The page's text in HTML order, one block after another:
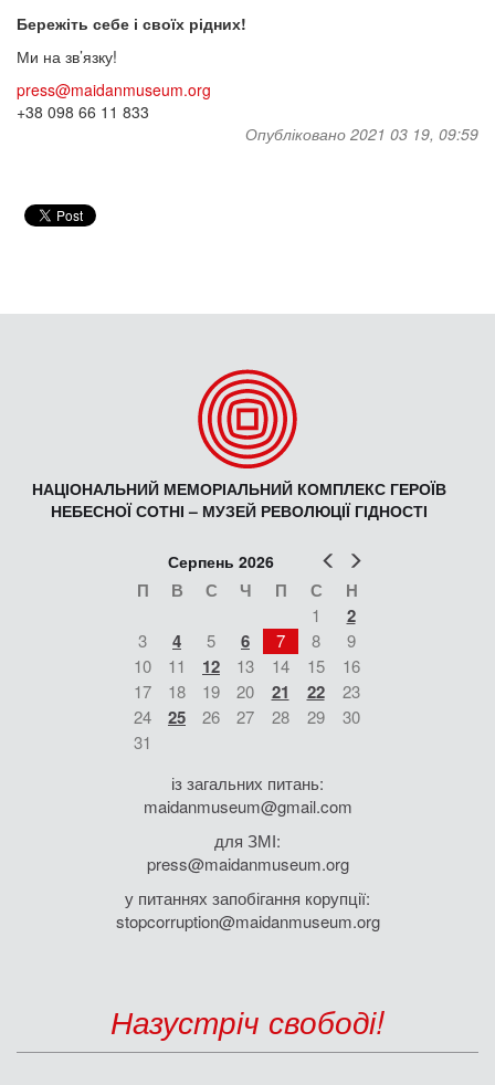
Бережіть себе і своїх рідних!
Ми на зв’язку!
press@maidanmuseum.org
+38 098 66 11 833
Опубліковано 2021 03 19, 09:59
НАЦІОНАЛЬНИЙ МЕМОРІАЛЬНИЙ КОМПЛЕКС ГЕРОЇВ
НЕБЕСНОЇ СОТНІ – МУЗЕЙ РЕВОЛЮЦІЇ ГІДНОСТІ
Попер
Серпень 2026
П В С Ч П С Н
1 2
3 4 5 6 7 8
9
10
11 12 13 14 15
16
17
18 19 20 21 22
23
24
25 26 27 28 29
30
31
із загальних питань:
maidanmuseum@gmail.com
для ЗМІ:
press@maidanmuseum.org
у питаннях запобігання корупції:
stopcorruption@maidanmuseum.org
Назустріч свободі!